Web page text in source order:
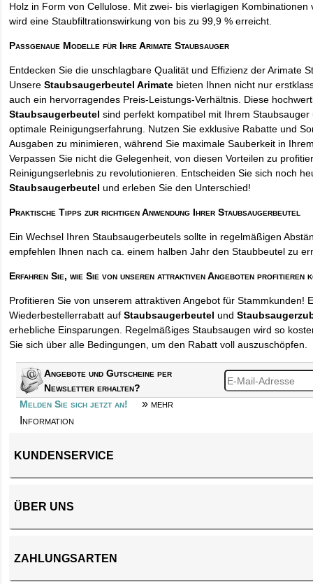
Holz in Form von Cellulose. Mit zwei- bis vierlagigen Kombinationen
wird eine Staubfiltrationswirkung von bis zu 99,9 % erreicht.
Passgenaue Modelle für Ihre Arimate Staubsauger
Entdecken Sie die unschlagbare Qualität und Effizienz der Arimate
UnsereStaubsaugerbeutel Arimate bieten Ihnen nicht nur
auch ein hervorragendes Preis-Leistungs-Verhältnis. Diese
Staubsaugerbeutel sind perfekt kompatibel mit Ihrem
optimale Reinigungserfahrung. Nutzen Sie exklusive Rabatte und
Ausgaben zu minimieren, während Sie maximale Sauberkeit in
Verpassen Sie nicht die Gelegenheit, von diesen Vorteilen zu
Reinigungserlebnis zu revolutionieren. Entscheiden Sie sich noch
Staubsaugerbeutel und erleben Sie den Unterschied!
Praktische Tipps zur richtigen Anwendung Ihrer Staubsaugerbeutel
Ein Wechsel Ihren Staubsaugerbeutels sollte in regelmäßigen
empfehlen Ihnen nach ca. einem halben Jahr den Staubbeutel zu
Erfahren Sie, wie Sie von unseren attraktiven Angeboten profitieren
Profitieren Sie von unserem attraktiven Angebot für Stammkunden!
Wiederbestellerrabatt aufStaubsaugerbeutel und
erhebliche Einsparungen. Regelmäßiges Staubsaugen wird so
Sie sich über alle Bedingungen, um den Rabatt voll auszuschöpfen.
Angebote und Gutscheine per
Newsletter erhalten?
Melden Sie sich jetzt an!
» mehr
Information
KUNDENSERVICE
ÜBER UNS
ZAHLUNGSARTEN